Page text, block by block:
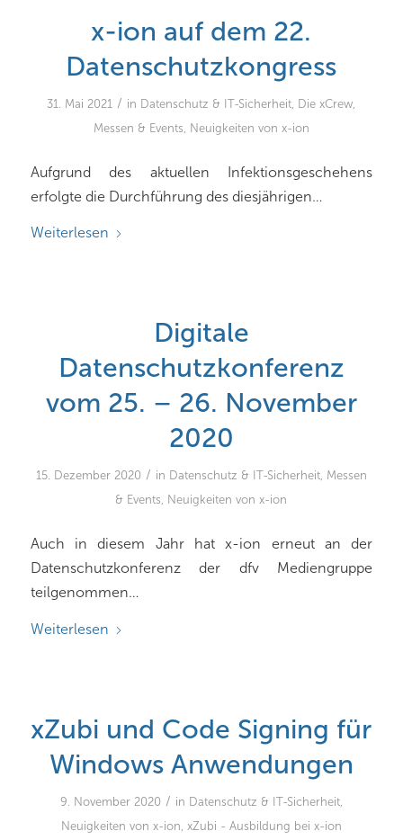
x-ion auf dem 22.
Datenschutzkongress
31. Mai 2021 / in Datenschutz & IT-Sicherheit, Die xCrew,
Messen & Events, Neuigkeiten von x-ion
Aufgrund des aktuellen Infektionsgeschehens
erfolgte die Durchführung des diesjährigen…
Weiterlesen
Digitale
Datenschutzkonferenz
vom 25. – 26. November
2020
15. Dezember 2020 / in Datenschutz & IT-Sicherheit, Messen
& Events, Neuigkeiten von x-ion
Auch in diesem Jahr hat x-ion erneut an der
Datenschutzkonferenz der dfv Mediengruppe
teilgenommen…
Weiterlesen
xZubi und Code Signing für
Windows Anwendungen
9. November 2020 / in Datenschutz & IT-Sicherheit,
Neuigkeiten von x-ion xZubi - Ausbildung bei x-ion